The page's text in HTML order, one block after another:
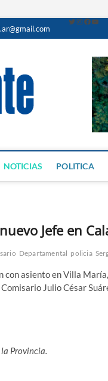
PERIÓDICO
NOTICIAS POLITICA
Jefe en
Departamental policia
asiento en Villa
Julio César
Provincia.